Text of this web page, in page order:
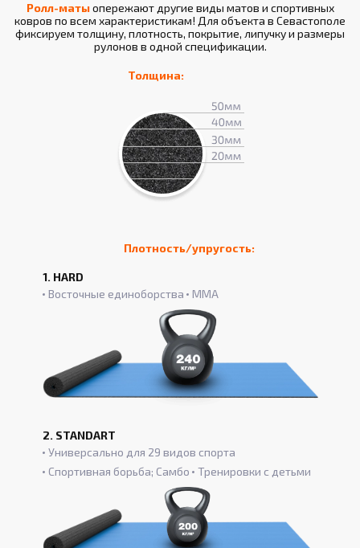
Ролл-матыопережают другие виды матов и спортивных
ковров по всем характеристикам! Для объекта в Севастополе
фиксируем толщину, плотность, покрытие, липучку и размеры
рулонов в одной спецификации.
Толщина:
Плотность/упругость:
1. HARD
Восточные единоборства
ММА
2. STANDART
Универсально для 29 видов спорта
Спортивная борьба; Самбо
Тренировки с детьми